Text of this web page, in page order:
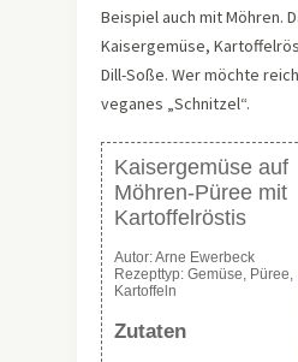
Beispiel auch mit Möhren.
Kaisergemüse,
Dill-Soße. Wer möchte
veganes „Schnitzel“.
Kaisergemüse auf
Möhren-Püree mit
Kartoffelröstis
Autor:Arne Ewerbeck
Rezepttyp: Gemüse, Püree,
Kartoffeln
Zutaten